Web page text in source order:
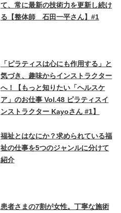
て、常に最新の技術力を更新し続け
る【整体師 石田一平さん】#1
「ピラティスは心にも作用する」と
気づき、趣味からインストラクター
へ！【もっと知りたい「ヘルスケ
ア」のお仕事 Vol.48 ピラティスイ
ンストラクター Kayoさん #1】
福祉とはなにか？求められている福
祉の仕事を5つのジャンルに分けて
紹介
患者さまの7割が女性。丁寧な施術